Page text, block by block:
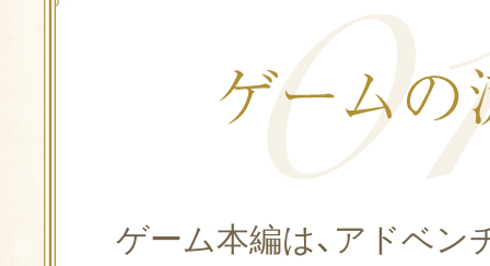
ゲーム本編は、アドベン